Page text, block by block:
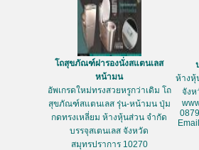
โถสุขภัณฑ์ฝารองนั่งสแตนเลส
หน้ามน
อัพเกรดใหม่ทรงสวยหรูกว่าเดิม โถ
สุขภัณฑ์สแตนเลส รุ่น-หน้ามน ปุ่ม
กดทรงเหลี่ยม ห้างหุ้นส่วน จำกัด
บรรจุสเตนเลส จังหวัด
สมุทรปราการ 10270
ห้างหุ้
จังห